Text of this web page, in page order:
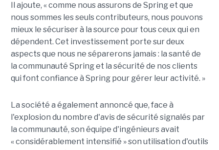
Il ajoute, « comme nous assurons de Spring et que
nous sommes les seuls contributeurs, nous pouvons
mieux le sécuriser à la source pour tous ceux qui en
dépendent. Cet investissement porte sur deux
aspects que nous ne séparerons jamais : la santé de
la communauté Spring et la sécurité de nos clients
qui font confiance à Spring pour gérer leur activité. »
La société a également annoncé que, face à
l'explosion du nombre d'avis de sécurité signalés par
la communauté, son équipe d'ingénieurs avait
« considérablement intensifié » son utilisation d'outils